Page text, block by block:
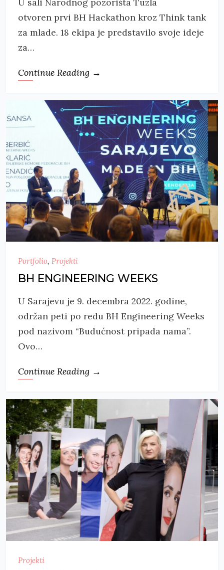
otvoren prvi BH Hackathon kroz Think tank
za mlade. 18 ekipa je predstavilo svoje ideje
za…
Continue Reading →
Portfolio, Projekti
BH ENGINEERING WEEKS
U Sarajevu je 9. decembra 2022. godine,
održan peti po redu BH Engineering Weeks
pod nazivom “Budućnost pripada nama”.
Ovo…
Continue Reading →
Projekti